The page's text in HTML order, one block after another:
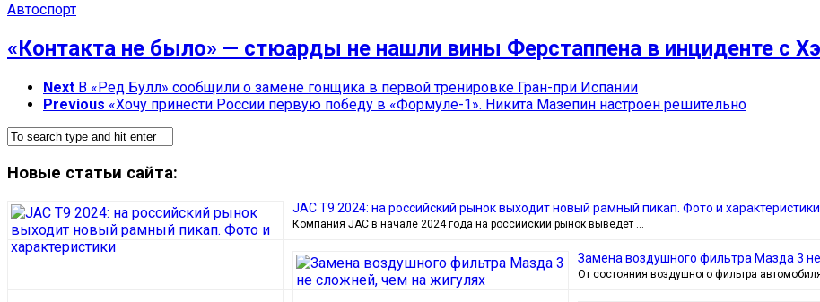
Автоспорт
«Контакта не было» — стюарды не нашли вины Ферстаппена в инциденте с
Next В «Ред Булл» сообщили о замене гонщика в первой тренировке Гран-при Испании
Previous «Хочу принести России первую победу в «Формуле-1». Никита Мазепин настроен решительно
Новые статьи сайта:
JAC T9 2024: на российский рынок выходит новый рамный пикап. Фото и характеристики
Компания JAC в начале 2024 года на российский рынок выведет …
Замена воздушного фильтра Мазда 3
От состояния воздушного фильтра